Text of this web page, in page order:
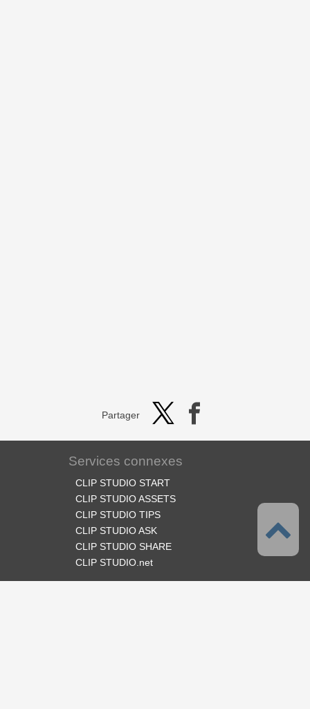
Partager
Services connexes
CLIP STUDIO START
CLIP STUDIO ASSETS
CLIP STUDIO TIPS
CLIP STUDIO ASK
CLIP STUDIO SHARE
CLIP STUDIO.net